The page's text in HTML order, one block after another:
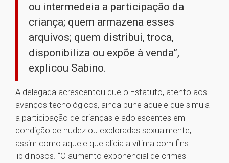
ou intermedeia a participação da
criança; quem armazena esses
arquivos; quem distribui, troca,
disponibiliza ou expõe à venda”,
explicou Sabino.
A delegada acrescentou que o Estatuto, atento aos
avanços tecnológicos, ainda pune aquele que simula
a participação de crianças e adolescentes em
condição de nudez ou exploradas sexualmente,
assim como aquele que alicia a vítima com fins
libidinosos. “O aumento exponencial de crimes